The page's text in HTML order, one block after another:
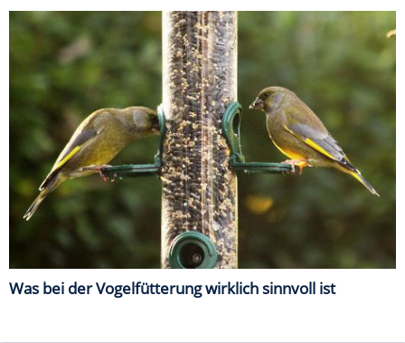
Was bei der Vogelfütterung wirklich sinnvoll ist